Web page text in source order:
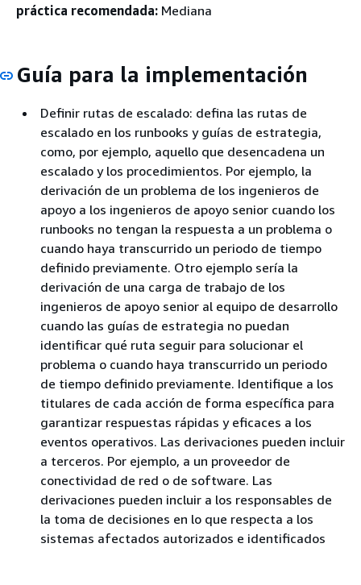
práctica recomendada: Mediana
Guía para la implementación
Definir rutas de escalado: defina las rutas de
escalado en los runbooks y guías de estrategia,
como, por ejemplo, aquello que desencadena un
escalado y los procedimientos. Por ejemplo, la
derivación de un problema de los ingenieros de
apoyo a los ingenieros de apoyo senior cuando los
runbooks no tengan la respuesta a un problema o
cuando haya transcurrido un periodo de tiempo
definido previamente. Otro ejemplo sería la
derivación de una carga de trabajo de los
ingenieros de apoyo senior al equipo de desarrollo
cuando las guías de estrategia no puedan
identificar qué ruta seguir para solucionar el
problema o cuando haya transcurrido un periodo
de tiempo definido previamente. Identifique a los
titulares de cada acción de forma específica para
garantizar respuestas rápidas y eficaces a los
eventos operativos. Las derivaciones pueden incluir
a terceros. Por ejemplo, a un proveedor de
conectividad de red o de software. Las
derivaciones pueden incluir a los responsables de
la toma de decisiones en lo que respecta a los
sistemas afectados autorizados e identificados